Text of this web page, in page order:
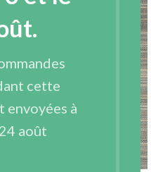
cette
envoyées à
août